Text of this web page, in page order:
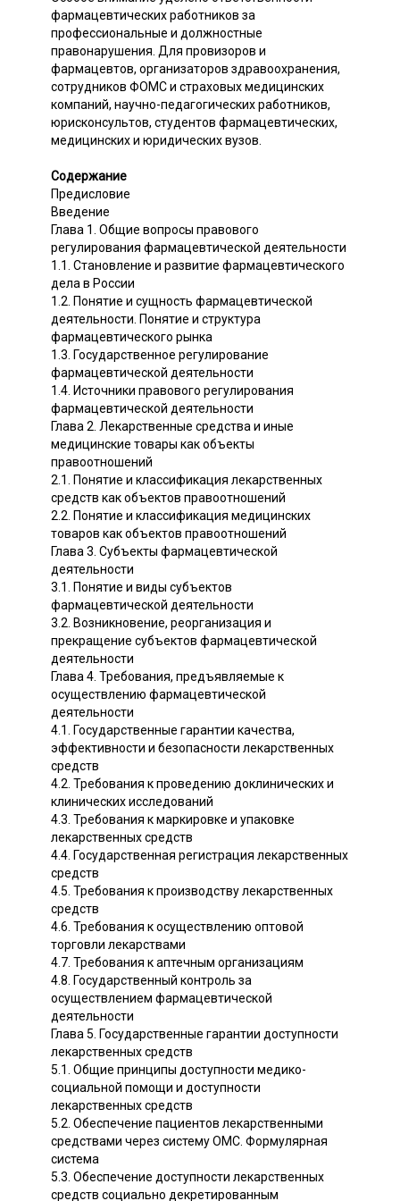
фармацевтических работников за
профессиональные и должностные
правонарушения. Для провизоров и
фармацевтов, организаторов здравоохранения,
сотрудников ФОМС и страховых медицинских
компаний, научно-педагогических работников,
юрисконсультов, студентов фармацевтических,
медицинских и юридических вузов.
Содержание
Предисловие
Введение
Глава 1. Общие вопросы правового
регулирования фармацевтической деятельности
1.1. Становление и развитие фармацевтического
дела в России
1.2. Понятие и сущность фармацевтической
деятельности. Понятие и структура
фармацевтического рынка
1.3. Государственное регулирование
фармацевтической деятельности
1.4. Источники правового регулирования
фармацевтической деятельности
Глава 2. Лекарственные средства и иные
медицинские товары как объекты
правоотношений
2.1. Понятие и классификация лекарственных
средств как объектов правоотношений
2.2. Понятие и классификация медицинских
товаров как объектов правоотношений
Глава 3. Субъекты фармацевтической
деятельности
3.1. Понятие и виды субъектов
фармацевтической деятельности
3.2. Возникновение, реорганизация и
прекращение субъектов фармацевтической
деятельности
Глава 4. Требования, предъявляемые к
осуществлению фармацевтической
деятельности
4.1. Государственные гарантии качества,
эффективности и безопасности лекарственных
средств
4.2. Требования к проведению доклинических и
клинических исследований
4.3. Требования к маркировке и упаковке
лекарственных средств
4.4. Государственная регистрация лекарственных
средств
4.5. Требования к производству лекарственных
средств
4.6. Требования к осуществлению оптовой
торговли лекарствами
4.7. Требования к аптечным организациям
4.8. Государственный контроль за
осуществлением фармацевтической
деятельности
Глава 5. Государственные гарантии доступности
лекарственных средств
5.1. Общие принципы доступности медико-
социальной помощи и доступности
лекарственных средств
5.2. Обеспечение пациентов лекарственными
средствами через систему ОМС. Формулярная
система
5.3. Обеспечение доступности лекарственных
средств социально декретированным